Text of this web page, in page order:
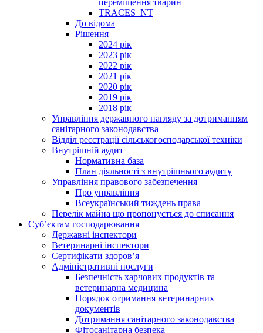
переміщення тварин
TRACES_NT
До відома
Рішення
2024 рік
2023 рік
2022 рік
2021 рік
2020 рік
2019 рік
2018 рік
Управління державного нагляду за дотриманням
санітарного законодавства
Відділ реєстрації сільськогосподарської техніки
Внутрішній аудит
Нормативна база
План діяльності з внутрішнього аудиту
Управління правового забезпечення
Про управління
Всеукраїнський тиждень права
Перелік майна що пропонується до списання
Суб’єктам господарювання
Державні інспектори
Ветеринарні інспектори
Сертифікати здоров’я
Адміністративні послуги
Безпечність харчових продуктів та
ветеринарна медицина
Порядок отримання ветеринарних
документів
Дотримання санітарного законодавства
Фітосанітарна безпека